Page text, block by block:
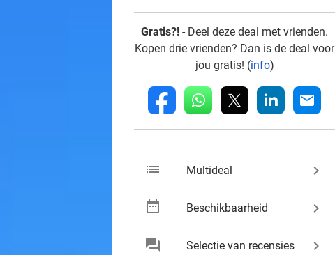
Gratis?! - Deel deze deal met vrienden.
Kopen drie vrienden? Dan is de deal voor
jou gratis! (info)
fb whatsapp linkedin mail
list Multideal keyboard_arrow_right
date_range Beschikbaarheid keyboard_arrow_right
chat Selectie van recensies keyboard_arrow_right